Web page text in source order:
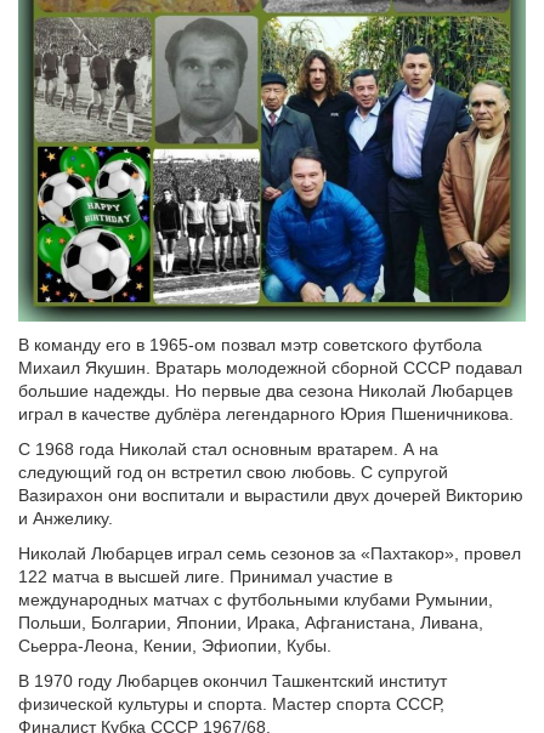
В команду его в 1965-ом позвал мэтр советского футбола
Михаил Якушин. Вратарь молодежной сборной СССР подавал
большие надежды. Но первые два сезона Николай Любарцев
играл в качестве дублёра легендарного Юрия Пшеничникова.
С 1968 года Николай стал основным вратарем. А на
следующий год он встретил свою любовь. С супругой
Вазирахон они воспитали и вырастили двух дочерей Викторию
и Анжелику.
Николай Любарцев играл семь сезонов за «Пахтакор», провел
122 матча в высшей лиге. Принимал участие в
международных матчах с футбольными клубами Румынии,
Польши, Болгарии, Японии, Ирака, Афганистана, Ливана,
Сьерра-Леона, Кении, Эфиопии, Кубы.
В 1970 году Любарцев окончил Ташкентский институт
физической культуры и спорта. Мастер спорта СССР,
Финалист Кубка СССР 1967/68.